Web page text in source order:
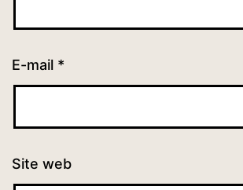
E-mail *
Site web